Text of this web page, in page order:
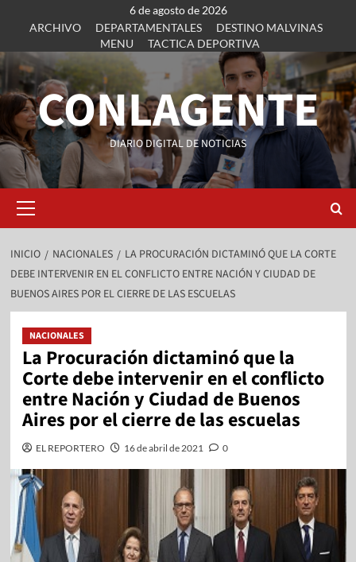
6 de agosto de 2026
ARCHIVO
DEPARTAMENTALES
DESTINO MALVINAS
MENU
TACTICA DEPORTIVA
CONLAGENTE
DIARIO DIGITAL DE NOTICIAS
INICIO NACIONALES
LA PROCURACIÓN DICTAMINÓ QUE LA CORTE
DEBE INTERVENIR EN EL CONFLICTO ENTRE NACIÓN Y CIUDAD DE
BUENOS AIRES POR EL CIERRE DE LAS ESCUELAS
NACIONALES
La Procuración dictaminó que la
Corte debe intervenir en el conflicto
entre Nación y Ciudad de Buenos
Aires por el cierre de las escuelas
EL REPORTERO 16 de abril de 2021 0